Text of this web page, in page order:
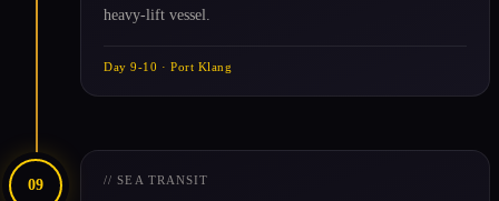
heavy-lift vessel.
Day 9-10 · Port Klang
09 // SEA TRANSIT